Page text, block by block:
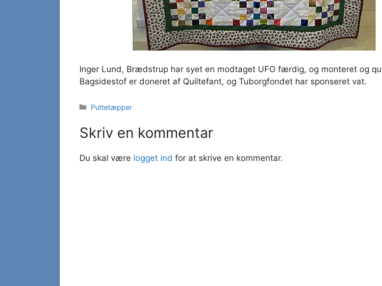
Inger Lund, Brædstrup har syet en modtaget UFO færdig, og monteret og
Bagsidestof er doneret af Quiltefant, og Tuborgfondet har sponseret vat.
Kategorier
Puttetæpper
Skriv en kommentar
Du skal være logget ind for at skrive en kommentar.